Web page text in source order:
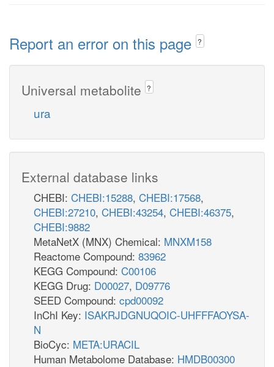
Report an error on this page ?
Universal metabolite ?
ura
External database links
CHEBI: CHEBI:15288, CHEBI:17568,
CHEBI:27210, CHEBI:43254, CHEBI:46375,
CHEBI:9882
MetaNetX (MNX) Chemical: MNXM158
Reactome Compound: 83962
KEGG Compound: C00106
KEGG Drug: D00027, D09776
SEED Compound: cpd00092
InChI Key: ISAKRJDGNUQOIC-UHFFFAOYSA-
N
BioCyc: META:URACIL
Human Metabolome Database: HMDB00300